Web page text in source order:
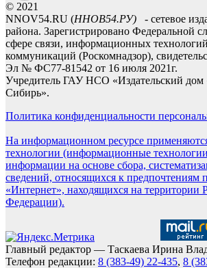
© 2021
NNOV54.RU (ННОВ54.РУ) - сетевое
района. Зарегистрировано Федеральной
сфере связи, информационных
коммуникаций (Роскомнадзор),
Эл № ФС77-81542 от 16 июля 2021г.
Учредитель ГАУ НСО «Издательский дом
Сибирь».
Политика конфиденциальности
На информационном ресурсе
технологии (информационные
информации на основе сбора,
сведений, относящихся к предпочтениям
«Интернет», находящихся на территории
Федерации).
Главный редактор — Таскаева Ирина
Телефон редакции: 8 (383-49) 22-435, 8